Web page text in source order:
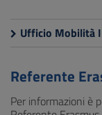
Ufficio Mobilità
Referente
Per informazioni è